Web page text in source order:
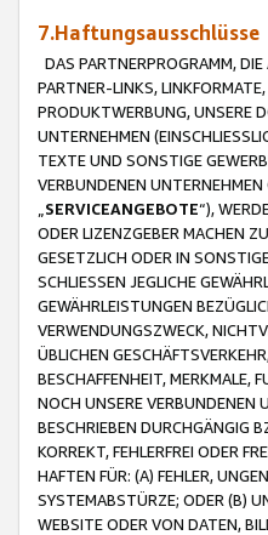
7.Haftungsausschlüsse
DAS PARTNERPROGRAMM,
PARTNER-LINKS,
PRODUKTWERBUNG, UNSERE
UNTERNEHMEN
TEXTE UND SONSTIGE
VERBUNDENEN
SERVICEANGEBOTE“),
ODER LIZENZGEBER MACHEN
GESETZLICH ODER IN
SCHLIESSEN JEGLICHE
GEWÄHRLEISTUNGEN
VERWENDUNGSZWECK,
ÜBLICHEN
BESCHAFFENHEIT, MERKMALE,
NOCH UNSERE VERBUNDENEN
BESCHRIEBEN DURCHGÄNGIG
KORREKT, FEHLERFREI ODER
HAFTEN FÜR: (A) FEHLER,
SYSTEMABSTÜRZE; ODER (B)
WEBSITE ODER VON DATEN,